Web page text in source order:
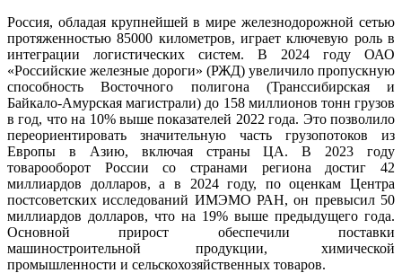
Россия, обладая крупнейшей в мире железнодорожной сетью
протяженностью 85000 километров, играет ключевую роль в
интеграции логистических систем. В 2024 году ОАО
«Российские железные дороги» (РЖД) увеличило пропускную
способность Восточного полигона (Транссибирская и
Байкало-Амурская магистрали) до 158 миллионов тонн грузов
в год, что на 10% выше показателей 2022 года. Это позволило
переориентировать значительную часть грузопотоков из
Европы в Азию, включая страны ЦА. В 2023 году
товарооборот России со странами региона достиг 42
миллиардов долларов, а в 2024 году, по оценкам Центра
постсоветских исследований ИМЭМО РАН, он превысил 50
миллиардов долларов, что на 19% выше предыдущего года.
Основной прирост обеспечили поставки
машиностроительной продукции, химической
промышленности и сельскохозяйственных товаров.